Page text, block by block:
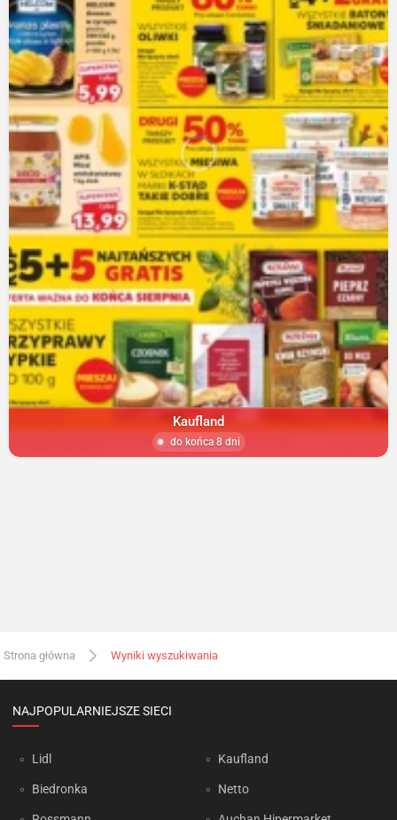
Kaufland
do końca 8 dni
Strona główna Wyniki wyszukiwania
NAJPOPULARNIEJSZE SIECI
Lidl
Biedronka
Kaufland
Netto